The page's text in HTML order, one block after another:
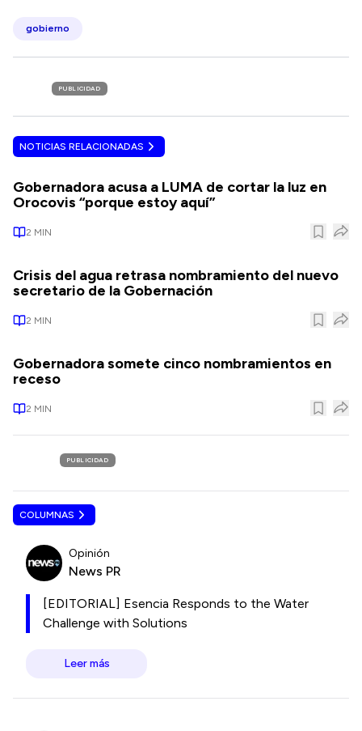
gobierno
PUBLICIDAD
NOTICIAS RELACIONADAS
Gobernadora acusa a LUMA de cortar la luz en
Orocovis “porque estoy aquí”
2 MIN
Crisis del agua retrasa nombramiento del nuevo
secretario de la Gobernación
2 MIN
Gobernadora somete cinco nombramientos en
receso
2 MIN
PUBLICIDAD
COLUMNAS
Opinión
News PR
[EDITORIAL] Esencia Responds to the Water
Challenge with Solutions
Leer más